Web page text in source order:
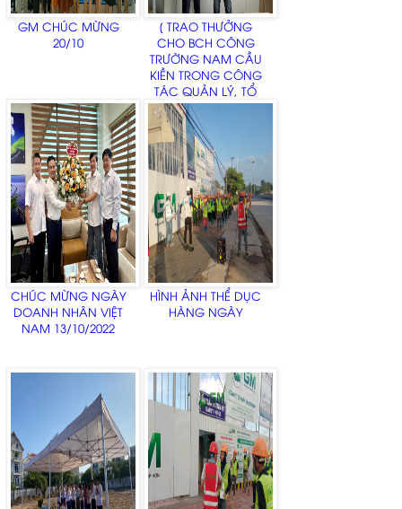
GM CHÚC MỪNG
20/10
[ TRAO THƯỞNG
CHO BCH CÔNG
TRƯỜNG NAM CẦU
KIỀN TRONG CÔNG
TÁC QUẢN LÝ, TỔ
CHỨC THI CÔNG - KỲ
KIỂM TRA THÁNG 9
NĂM 2022 ]
CHÚC MỪNG NGÀY
DOANH NHÂN VIỆT
NAM 13/10/2022
HÌNH ẢNH THỂ DỤC
HÀNG NGÀY